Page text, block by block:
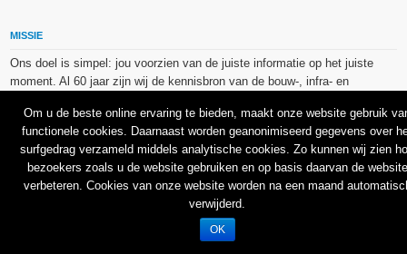
MISSIE
Ons doel is simpel: jou voorzien van de juiste informatie op het juiste
moment. Al 60 jaar zijn wij de kennisbron van de bouw-, infra- en
De op dit platform gebruikte afbeeldingen, illustraties en foto’s zijn ofwel
vrij van rechten verkregen via de bron van het betreffende bericht, of
binnen de aan APR media (groep) of BU media verschafte licentie(s) en
de daarmee verkregen rechten aangekocht bij Shutterstock en/of 123RF.
Om u de beste online ervaring te bieden, maakt onze website gebruik
functionele cookies. Daarnaast worden geanonimiseerd gegevens over
surfgedrag verzameld middels analytische cookies. Zo kunnen wij zien
bezoekers zoals u de website gebruiken en op basis daarvan de website
verbeteren. Cookies van onze website worden na een maand
verwijderd.
OK